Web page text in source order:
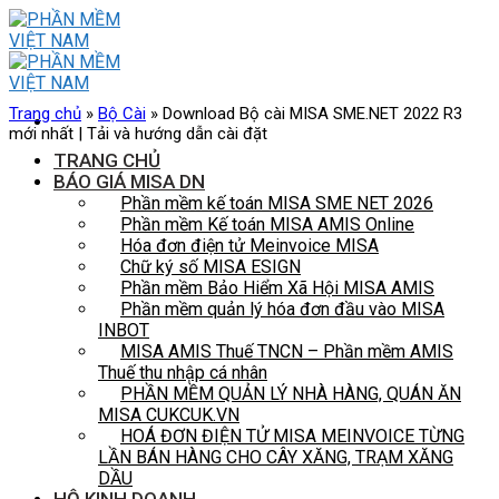
Skip
to
content
TRANG CHỦ
BÁO GIÁ MISA DN
Phần mềm kế toán MISA SME NET 2026
Phần mềm Kế toán MISA AMIS Online
Hóa đơn điện tử Meinvoice MISA
Chữ ký số MISA ESIGN
Phần mềm Bảo Hiểm Xã Hội MISA AMIS
Phần mềm quản lý hóa đơn đầu vào MISA
INBOT
MISA AMIS Thuế TNCN – Phần mềm AMIS
Thuế thu nhập cá nhân
PHẦN MỀM QUẢN LÝ NHÀ HÀNG, QUÁN ĂN
MISA CUKCUK.VN
HOÁ ĐƠN ĐIỆN TỬ MISA MEINVOICE TỪNG
LẦN BÁN HÀNG CHO CÂY XĂNG, TRẠM XĂNG
DẦU
Trang chủ » Bộ Cài » Download Bộ cài MISA SME.NET 2022 R3
mới nhất | Tải và hướng dẫn cài đặt